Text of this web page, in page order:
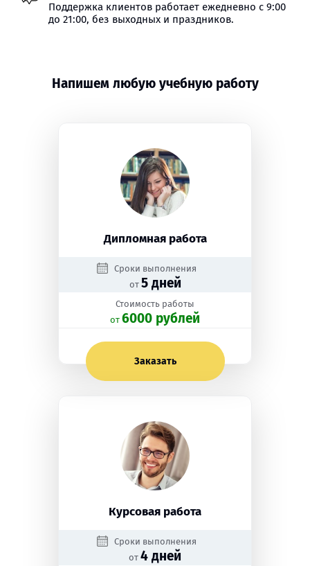
Поддержка клиентов работает ежедневно с 9:00
до 21:00, без выходных и праздников.
Напишем любую учебную работу
Дипломная работа
Сроки выполнения
от 5 дней
Стоимость работы
oт 6000 рублей
Заказать
Курсовая работа
Сроки выполнения
от 4 дней